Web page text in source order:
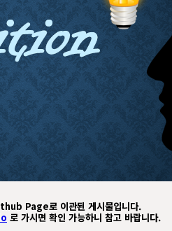
Page로 이관된 게시물입니다.
로 가시면 확인 가능하니 참고 바랍니다.